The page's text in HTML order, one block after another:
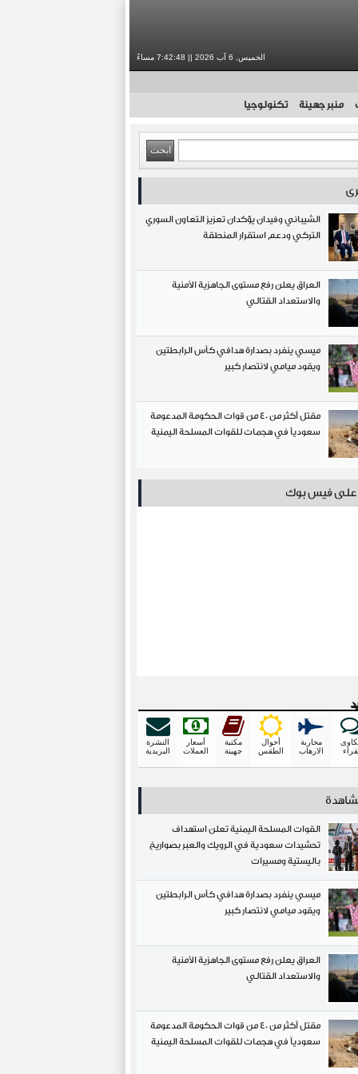
الخميس, 6 آب 2026 || 7:42:49 مساءً
منبر جهينة تكنولوجيا
الشيباني وفيدان يؤكدان تعزيز التعاون السوري
التركي ودعم استقرار المنطقة
العراق يعلن رفع مستوى الجاهزية الأمنية
والاستعداد القتالي
ميسي ينفرد بصدارة هدافي كأس الرابطتين
ويقود ميامي لانتصار كبير
مقتل أكثر من 40 من قوات الحكومة المدعومة
سعودياً في هجمات للقوات المسلحة اليمنية
على فيس بوك
محاربة
الارهاب
أحوال
الطقس
مكتبة
جهينة
أسعار
العملات
النشرة
البريدية
القوات المسلحة اليمنية تعلن استهداف
تحشيدات سعودية في الرويك والعبر بصواريخ
باليستية ومسيرات
ميسي ينفرد بصدارة هدافي كأس الرابطتين
ويقود ميامي لانتصار كبير
العراق يعلن رفع مستوى الجاهزية الأمنية
والاستعداد القتالي
مقتل أكثر من 40 من قوات الحكومة المدعومة
سعودياً في هجمات للقوات المسلحة اليمنية